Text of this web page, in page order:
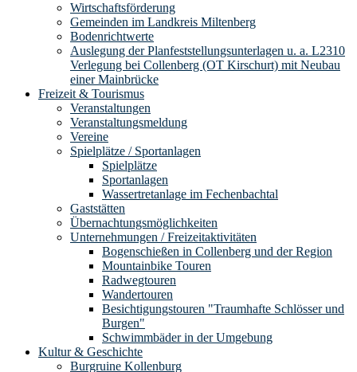
Wirtschaftsförderung
Gemeinden im Landkreis Miltenberg
Bodenrichtwerte
Auslegung der Planfeststellungsunterlagen u. a. L2310
Verlegung bei Collenberg (OT Kirschurt) mit Neubau
einer Mainbrücke
Freizeit & Tourismus
Veranstaltungen
Veranstaltungsmeldung
Vereine
Spielplätze / Sportanlagen
Spielplätze
Sportanlagen
Wassertretanlage im Fechenbachtal
Gaststätten
Übernachtungsmöglichkeiten
Unternehmungen / Freizeitaktivitäten
Bogenschießen in Collenberg und der Region
Mountainbike Touren
Radwegtouren
Wandertouren
Besichtigungstouren "Traumhafte Schlösser und
Burgen"
Schwimmbäder in der Umgebung
Kultur & Geschichte
Burgruine Kollenburg